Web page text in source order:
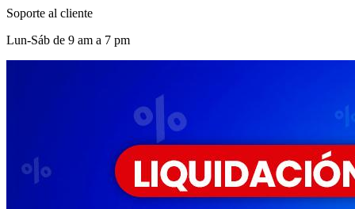
Soporte al cliente
Lun-Sáb de 9 am a 7 pm